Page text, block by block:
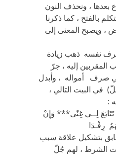
، ونحذف النون
بالفتح ، كما ذكرنا
، ويصبح المعنى إلى
نفسه ذهب زيادة
إليه ، جرّ
صرف أمواله ، وأبدل
في البيت التالي ،
:
تَتَابَعَ لِــي غِنًى*** وَإِنْ
رِفْـدَا
بتشكيل علاقة سبب
الشرط ، لهم جُلّ